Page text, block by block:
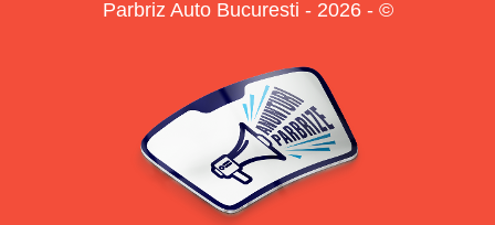
Parbriz Auto Bucuresti - 2026 - ©